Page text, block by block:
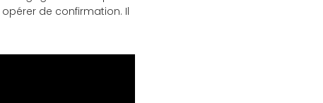
de confirmation. Il